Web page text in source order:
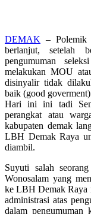
DEMAK – Polemik
berlanjut, setelah
pengumuman
melakukan MOU
disinyalir tidak
baik (good
Hari ini ini tadi
perangkat atau
kabupaten demak
LBH Demak Raya
diambil.
Suyuti salah
Wonosalam yang
ke LBH Demak Raya
administrasi atas
dalam pengumuman